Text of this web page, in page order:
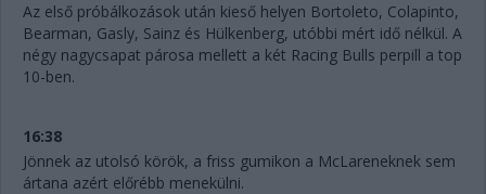
Az első próbálkozások után kieső helyen Bortoleto, Colapinto,
Bearman, Gasly, Sainz és Hülkenberg, utóbbi mért idő nélkül. A
négy nagycsapat párosa mellett a két Racing Bulls perpill a top
10-ben.
16:38
Jönnek az utolsó körök, a friss gumikon a McLareneknek sem
ártana azért előrébb menekülni.